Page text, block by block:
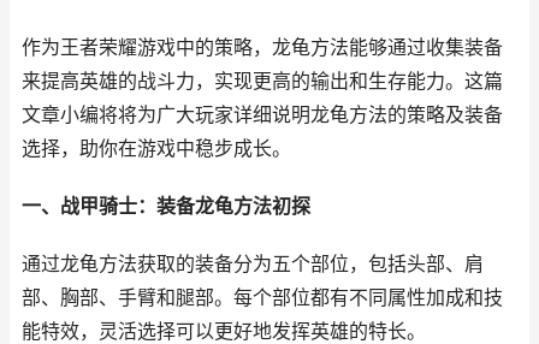
作为王者荣耀游戏中的策略，龙龟方法能够通过收集装备
来提高英雄的战斗力，实现更高的输出和生存能力。这篇
文章小编将将为广大玩家详细说明龙龟方法的策略及装备
选择，助你在游戏中稳步成长。
一、战甲骑士：装备龙龟方法初探
通过龙龟方法获取的装备分为五个部位，包括头部、肩
部、胸部、手臂和腿部。每个部位都有不同属性加成和技
能特效，灵活选择可以更好地发挥英雄的特长。